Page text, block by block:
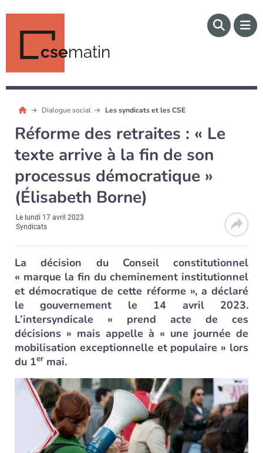
csematin
Dialogue social Les syndicats et les CSE
Réforme des retraites : « Le
texte arrive à la fin de son
processus démocratique »
(Élisabeth Borne)
Le lundi 17 avril 2023
Syndicats
La décision du Conseil constitutionnel
« marque la fin du cheminement institutionnel
et démocratique de cette réforme », a déclaré
le gouvernement le 14 avril 2023.
L’intersyndicale « prend acte de ces
décisions » mais appelle à « une journée de
mobilisation exceptionnelle et populaire » lors
du 1er mai.